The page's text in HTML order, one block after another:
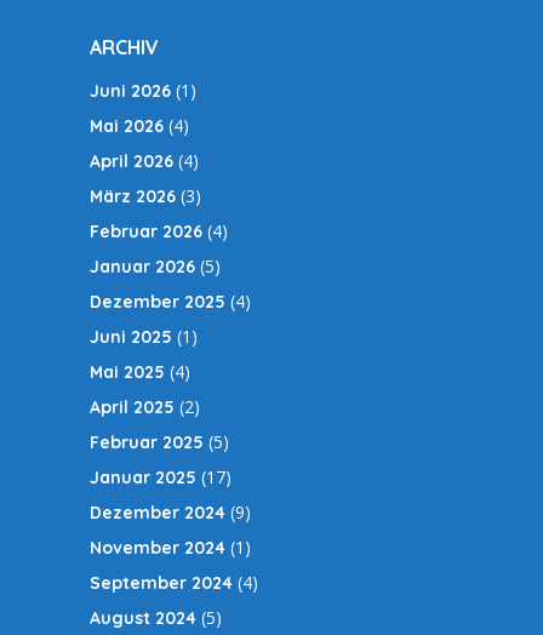
ARCHIV
Juni 2026 (1)
Mai 2026 (4)
April 2026 (4)
März 2026 (3)
Februar 2026 (4)
Januar 2026 (5)
Dezember 2025 (4)
Juni 2025 (1)
Mai 2025 (4)
April 2025 (2)
Februar 2025 (5)
Januar 2025 (17)
Dezember 2024 (9)
November 2024 (1)
September 2024 (4)
August 2024 (5)